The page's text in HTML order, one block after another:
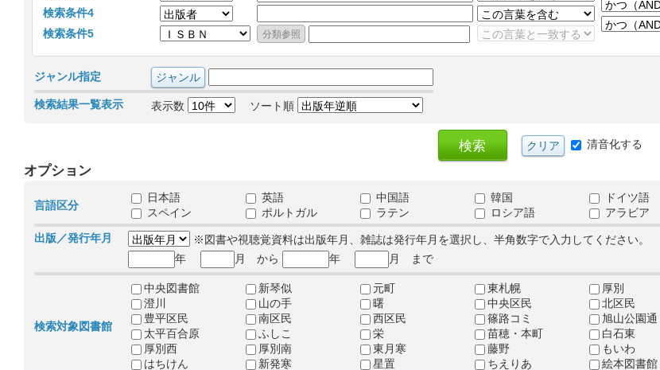
検索条件4
検索条件5
ジャンル指定
検索結果一覧表示 表示数 ソート順
清音化する
オプション
言語区分
日本語 英語 中国語 韓国 ドイツ語
スペイン
ポルトガル ラテン ロシア語
アラビア
出版／発行年月
※図書や視聴覚資料は出版年月、雑誌は発行年月を選択し、半角数字で入力してください。
年
月 から 年 月 まで
検索対象図書館
中央図書館 新琴似 元町 東札幌 厚別
澄川
山の手 曙 中央区民 北区民
豊平区民
南区民 西区民 篠路コミ 旭山公園通
太平百合原
ふしこ 栄 苗穂・本町 白石東
厚別西
厚別南 東月寒 藤野 もいわ
はちけん
新発寒 星置 ちえりあ 絵本図書館